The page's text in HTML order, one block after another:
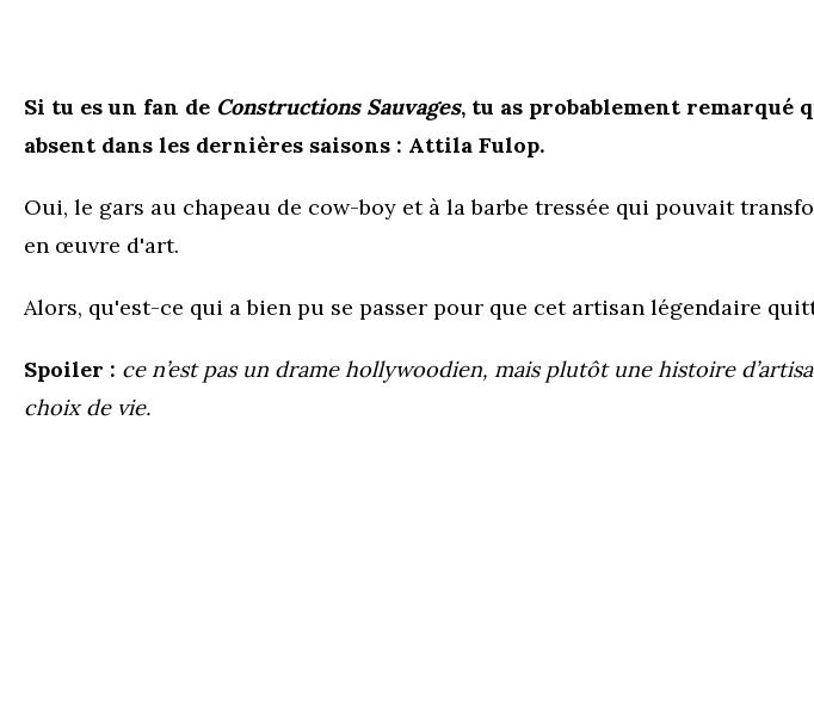
Si tu es un fan de Constructions Sauvages, tu as probablement remarqué
absent dans les dernières saisons : Attila Fulop.
Oui, le gars au chapeau de cow-boy et à la barbe tressée qui pouvait
en œuvre d'art.
Alors, qu'est-ce qui a bien pu se passer pour que cet artisan légendaire
Spoiler : ce n’est pas un drame hollywoodien, mais plutôt une histoire
choix de vie.